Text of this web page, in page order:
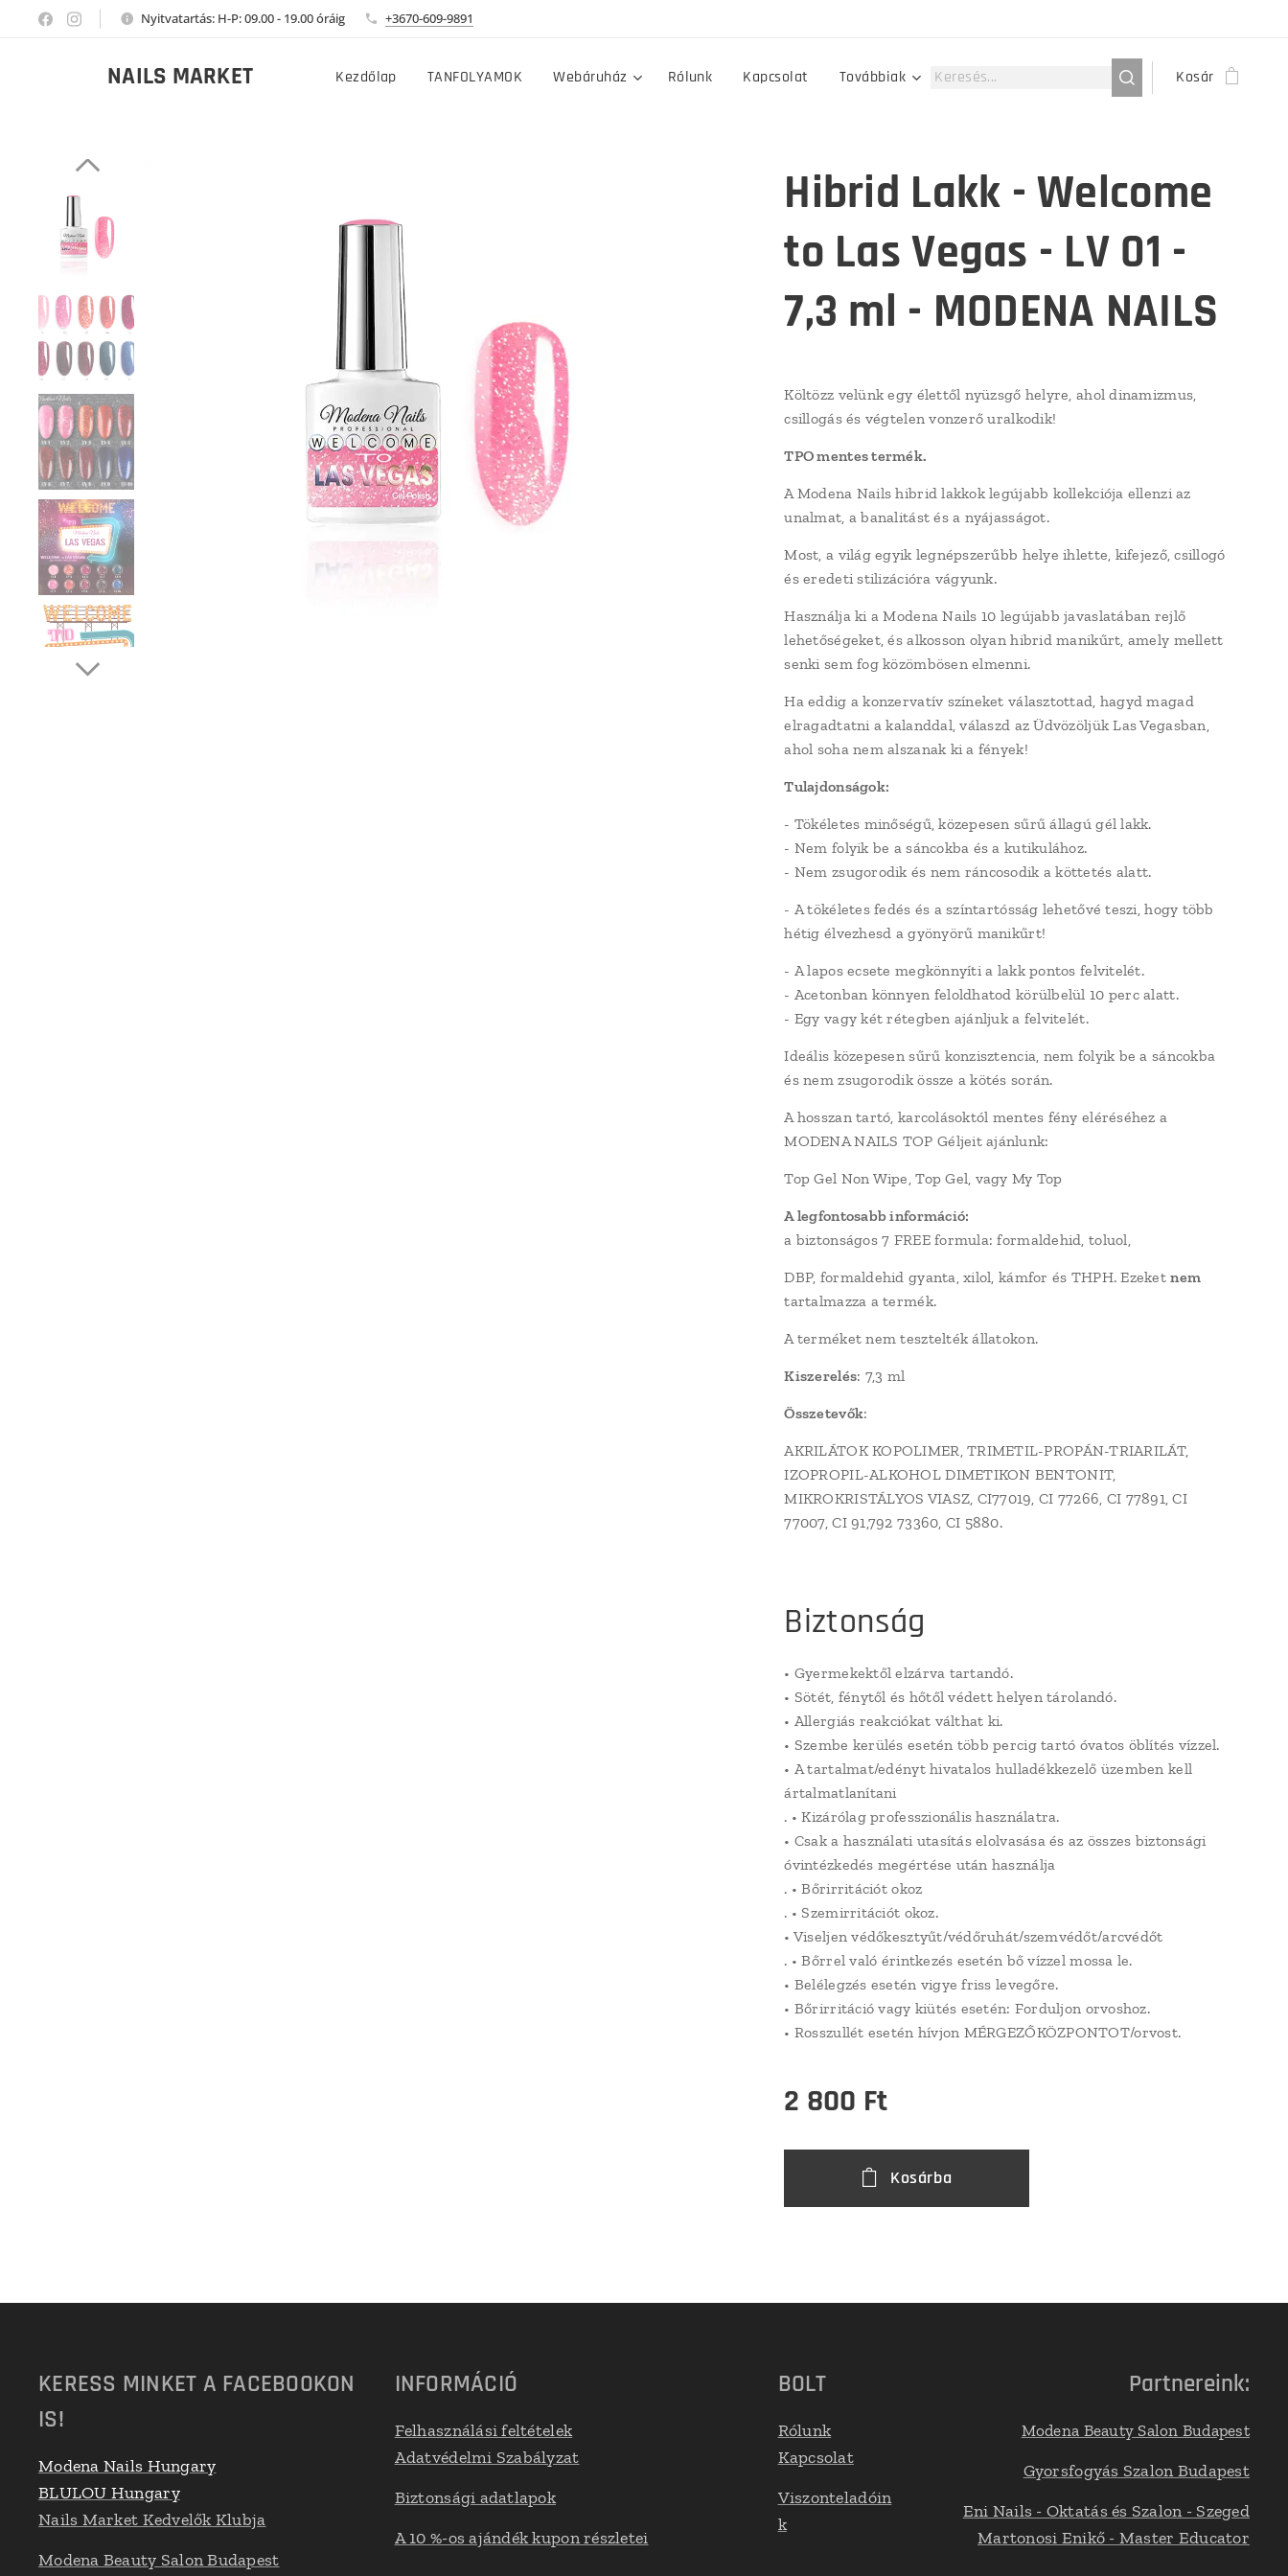
Nyitvatartás: H-P: 09.00 - 19.00 óráig +3670-609-9891
NAILS MARKET Kezdőlap TANFOLYAMOK Webáruház Rólunk Kapcsolat Továbbiak Kosár
Hibrid Lakk - Welcome
to Las Vegas - LV 01 -
7,3 ml - MODENA NAILS
Költözz velünk egy élettől nyüzsgő helyre, ahol dinamizmus,
csillogás és végtelen vonzerő uralkodik!
TPO mentes termék.
A Modena Nails hibrid lakkok legújabb kollekciója ellenzi az
unalmat, a banalitást és a nyájasságot.
Most, a világ egyik legnépszerűbb helye ihlette, kifejező, csillogó
és eredeti stilizációra vágyunk.
Használja ki a Modena Nails 10 legújabb javaslatában rejlő
lehetőségeket, és alkosson olyan hibrid manikűrt, amely mellett
senki sem fog közömbösen elmenni.
Ha eddig a konzervatív színeket választottad, hagyd magad
elragadtatni a kalanddal, válaszd az Üdvözöljük Las Vegasban,
ahol soha nem alszanak ki a fények!
Tulajdonságok:
- Tökéletes minőségű, közepesen sűrű állagú gél lakk.
- Nem folyik be a sáncokba és a kutikulához.
- Nem zsugorodik és nem ráncosodik a köttetés alatt.
- A tökéletes fedés és a színtartósság lehetővé teszi, hogy több
hétig élvezhesd a gyönyörű manikűrt!
- A lapos ecsete megkönnyíti a lakk pontos felvitelét.
- Acetonban könnyen feloldhatod körülbelül 10 perc alatt.
- Egy vagy két rétegben ajánljuk a felvitelét.
Ideális közepesen sűrű konzisztencia, nem folyik be a sáncokba
és nem zsugorodik össze a kötés során.
A hosszan tartó, karcolásoktól mentes fény eléréséhez a
MODENA NAILS TOP Géljeit ajánlunk:
Top Gel Non Wipe, Top Gel, vagy My Top
A legfontosabb információ:
a biztonságos 7 FREE formula: formaldehid, toluol,
DBP, formaldehid gyanta, xilol, kámfor és THPH. Ezeketnem
tartalmazza a termék.
A terméket nem tesztelték állatokon.
Kiszerelés: 7,3 ml
Összetevők:
AKRILÁTOK KOPOLIMER, TRIMETIL-PROPÁN-TRIARILÁT,
IZOPROPIL-ALKOHOL DIMETIKON BENTONIT,
MIKROKRISTÁLYOS VIASZ, CI77019, CI 77266, CI 77891, CI
77007, CI 91,792 73360, CI 5880.
Biztonság
• Gyermekektől elzárva tartandó.
• Sötét, fénytől és hőtől védett helyen tárolandó.
• Allergiás reakciókat válthat ki.
• Szembe kerülés esetén több percig tartó óvatos öblítés vízzel.
• A tartalmat/edényt hivatalos hulladékkezelő üzemben kell
ártalmatlanítani
. • Kizárólag professzionális használatra.
• Csak a használati utasítás elolvasása és az összes biztonsági
óvintézkedés megértése után használja
. • Bőrirritációt okoz
. • Szemirritációt okoz.
• Viseljen védőkesztyűt/védőruhát/szemvédőt/arcvédőt
. • Bőrrel való érintkezés esetén bő vízzel mossa le.
• Belélegzés esetén vigye friss levegőre.
• Bőrirritáció vagy kiütés esetén: Forduljon orvoshoz.
• Rosszullét esetén hívjon MÉRGEZŐKÖZPONTOT/orvost.
2 800 Ft
Kosárba
KERESS MINKET A FACEBOOKON
IS!
Modena Nails Hungary
BLULOU Hungary
Nails Market Kedvelők Klubja
Modena Beauty Salon Budapest
INFORMÁCIÓ
Felhasználási feltételek
Adatvédelmi Szabályzat
Biztonsági adatlapok
A 10 %-os ajándék kupon részletei
BOLT
Rólunk
Kapcsolat
Viszonteladóin
k
Partnereink:
Modena Beauty Salon Budapest
Gyorsfogyás Szalon Budapest
Eni Nails - Oktatás és Szalon - Szeged
Martonosi Enikő - Master Educator